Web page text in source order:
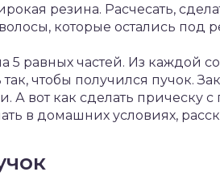
резина. Расчесать,
которые остались под
5 равных частей. Из каждой
чтобы получился пучок.
А вот как сделать прическу
в домашних условиях,